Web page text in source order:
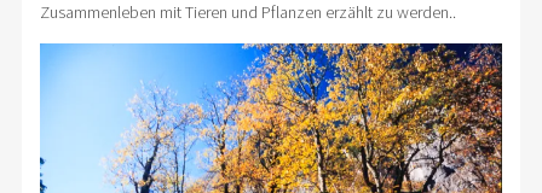
Zusammenleben mit Tieren und Pflanzen erzählt zu werden..